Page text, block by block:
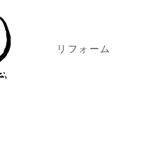
リフォーム